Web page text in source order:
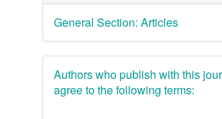
General Section: Articles
Authors who publish with this
agree to the following terms: